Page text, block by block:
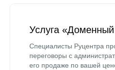
Услуга
Специалисты Руцентра
переговоры с
его продаже по вашей